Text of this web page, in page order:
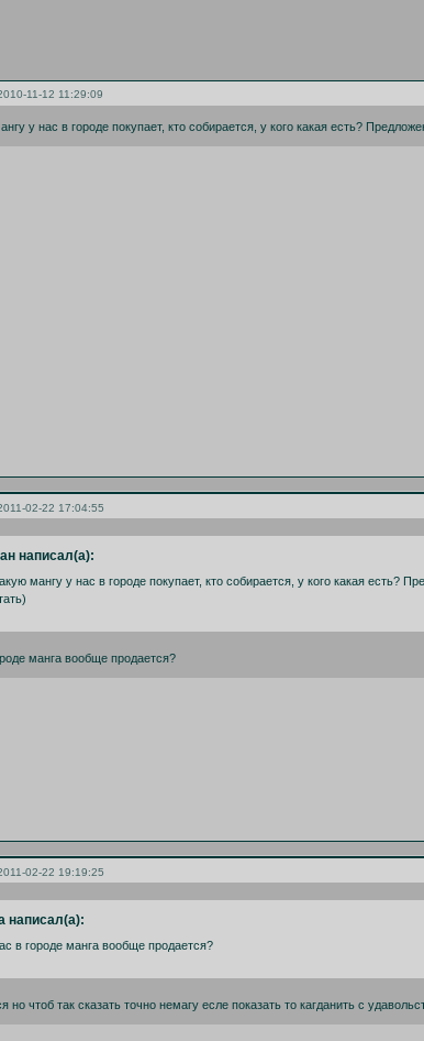
11-12 11:29:09
у нас в городе покупает, кто собирается, у кого какая есть?
02-22 17:04:55
написал(а):
мангу у нас в городе покупает, кто собирается, у кого какая есть?
манга вообще продается?
02-22 19:19:25
написал(а):
в городе манга вообще продается?
но чтоб так сказать точно немагу есле показать то кагданить с